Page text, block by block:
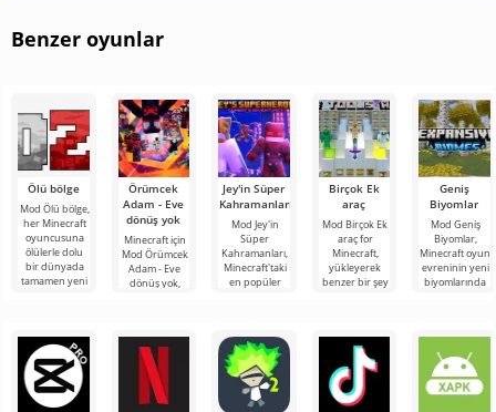
Benzer oyunlar
Ölü bölge
Mod Ölü bölge,
her Minecraft
oyuncusuna
ölülerle dolu
bir dünyada
tamamen yeni
Örümcek
Adam - Eve
dönüş yok
Minecraft için
Mod Örümcek
Adam - Eve
dönüş yok,
karakterleri
bloklu
Jey'in Süper
Kahramanları
Mod Jey'in
Süper
Kahramanları,
Minecraft'taki
en popüler
TV
Birçok Ek
araç
Mod Birçok Ek
araç for
Minecraft,
yükleyerek
benzer bir şey
çok büyük
Geniş
Biyomlar
Mod Geniş
Biyomlar,
Minecraft oyun
evreninin yeni
biyomlarında